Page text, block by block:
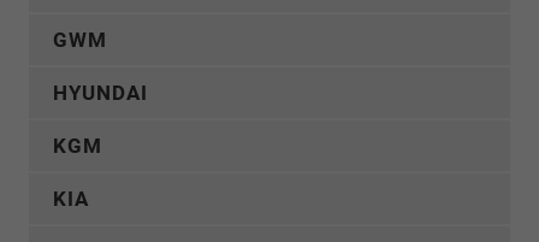
GWM
HYUNDAI
KGM
KIA